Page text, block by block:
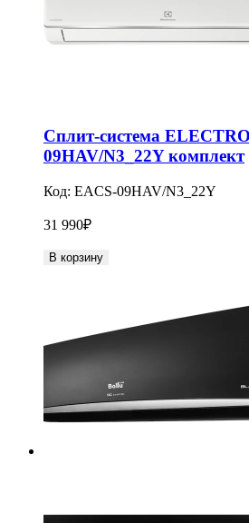
Сплит-система
09HAV/N3_22Y комплект
Код: EACS-09HAV/N3_22Y
31 990₽
В корзину